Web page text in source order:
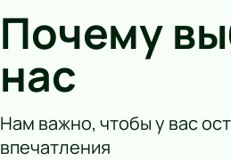
Почему
нас
Нам важно, чтобы у вас
впечатления